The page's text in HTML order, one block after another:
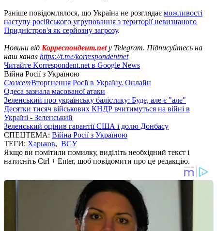
Раніше повідомлялося, що Україна не розглядає можливості
наступу російського угруповання з території невизнаного
Придністров'я як серйозну загрозу.
Новини від Корреспондент.netу Telegram. Підписуйтесь на
наш канал https://t.me/korrespondentnet
Читайте Korrespondent.net в Google News
Війна Росії з Україною
СюжетВторгнення Росії в Україну. Онлайн
Одеса зазнала масованої атаки
Зеленський про українську балістику: Буде, але є "але"
Десятки тисяч військових КНДР вчитимуться на війні в
Україні - Зеленський
Зеленський оцінив гарантії США і долю Донбасу
СПЕЦТЕМА: Війна Росії з Україною
ТЕГИ: Харьков, ВСУ
Якщо ви помітили помилку, виділіть необхідний текст і
натисніть Ctrl + Enter, щоб повідомити про це редакцію.